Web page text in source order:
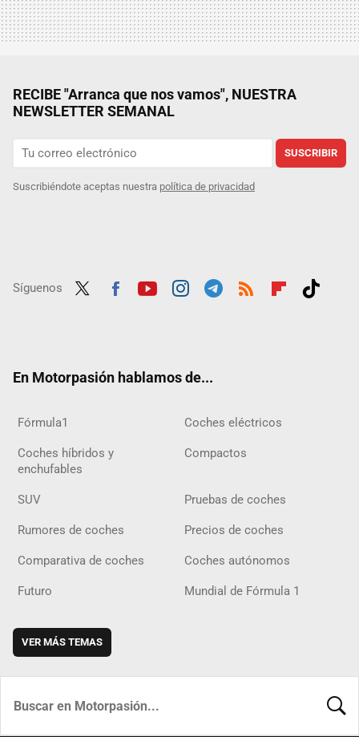
RECIBE "Arranca que nos vamos", NUESTRA
NEWSLETTER SEMANAL
SUSCRIBIR
Suscribiéndote aceptas nuestra política de privacidad
Síguenos
En Motorpasión hablamos de...
Fórmula1 Coches eléctricos
Coches híbridos y
enchufables
Compactos
SUV Pruebas de coches
Rumores de coches Precios de coches
Comparativa de coches Coches autónomos
Futuro Mundial de Fórmula 1
VER MÁS TEMAS